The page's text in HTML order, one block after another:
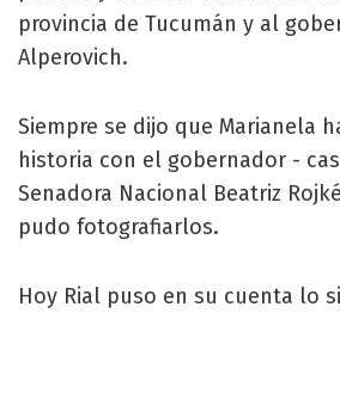
provincia de Tucumán y al
Alperovich.
Siempre se dijo que Marianela
historia con el gobernador -
Senadora Nacional Beatriz
pudo fotografiarlos.
Hoy Rial puso en su cuenta lo